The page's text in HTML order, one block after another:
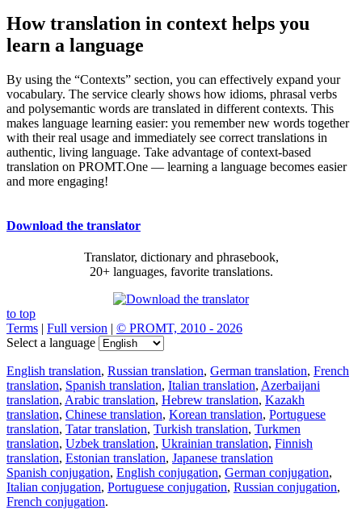
How translation in context helps you
learn a language
By using the “Contexts” section, you can effectively expand your
vocabulary. The service clearly shows how idioms, phrasal verbs
and polysemantic words are translated in different contexts. This
makes language learning easier: you remember new words together
with their real usage and immediately see correct translations in
authentic, living language. Take advantage of context-based
translation on PROMT.One — learning a language becomes easier
and more engaging!
Download the translator
Translator, dictionary and phrasebook,
20+ languages, favorite translations.
to top
Terms | Full version | © PROMT, 2010 - 2026
Select a language
English translation, Russian translation, German translation, French
translation, Spanish translation, Italian translation, Azerbaijani
translation, Arabic translation, Hebrew translation, Kazakh
translation, Chinese translation, Korean translation, Portuguese
translation, Tatar translation, Turkish translation, Turkmen
translation, Uzbek translation, Ukrainian translation, Finnish
translation, Estonian translation, Japanese translation
Spanish conjugation, English conjugation, German conjugation,
Italian conjugation, Portuguese conjugation, Russian conjugation,
French conjugation.